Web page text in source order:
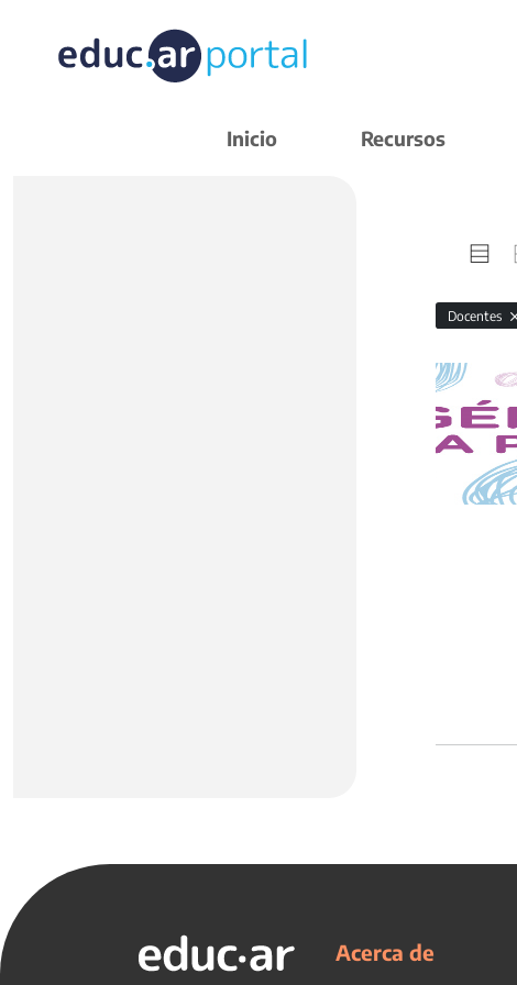
Inicio Recursos
Docentes
Acerca de